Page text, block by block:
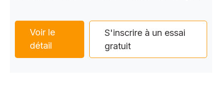
Voir le
détail
S'inscrire à un essai
gratuit